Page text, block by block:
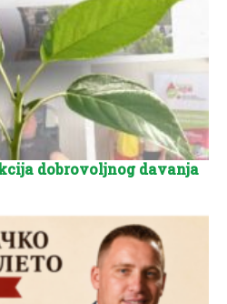
dobrovoljnog davanja